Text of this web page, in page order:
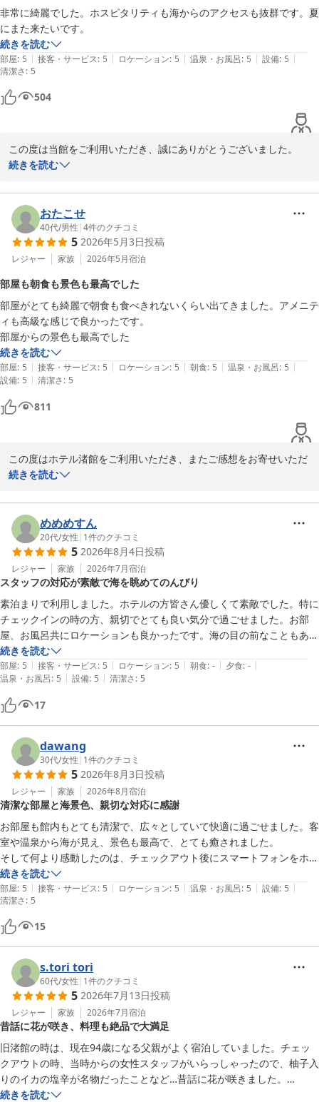
夕食・ご朝食もお楽しみいただければ幸いです。
ぜひまた当館をご利用くださいませ。
次回のご宿泊もお待ちしております。
ホテル渚館
女将　松田
2026-07-26
非常に綺麗でした。ホスピタリティも海からのアクセスも抜群です。夏
にまた来たいです。
続きを読む
部屋: 5 | 接客・サービス: 5 | ロケーション: 5 | 温泉・お風呂: 5 | 設備: 5 |
清潔さ: 5
504
この度は当館をご利用いただき、誠にありがとうございました。
また、スタッフの対応や海へのアクセスにつきましてもご満足いた
だけたご様子を伺い、光栄でございます。
夏の熱海は海水浴や花火大会など、季節ならではの魅力がたくさん
ございますので、ぜひまた違った熱海の景色をお楽しみいただけれ
ば幸いです。
次回も快適なご滞在をご提供できるよう、スタッフ一同心を込めて
お迎えいたします。
またのお越しを心よりお待ち申し上げております。
ホテル渚館
女将　松田
2026-07-05
続きを読む
おたこせ
40代/男性 |4件のクチコミ
5 2026年5月3日投稿
レジャー 家族 2026年5月宿泊
部屋も朝食も景色も最高でした
部屋がとても綺麗で朝食も食べきれないくらい出てきました。アメニテ
ィも高級な感じで良かったです。
部屋からの景色も最高でした
続きを読む
部屋: 5 | 接客・サービス: 5 | ロケーション: 5 | 朝食: 5 | 温泉・お風呂: 5 |
設備: 5 | 清潔さ: 5
811
この度はホテル渚館をご利用いただき、またご感想をお寄せいただ
きまして誠にありがとうございます。
お部屋やご朝食、アメニティにご満足いただけたご様子を大変嬉し
く拝読いたしました。
また、お部屋からの景色につきましても「最高」とのお言葉をいた
だき、スタッフ一同大変励みになっております。
これからも皆様に快適で思い出に残るご滞在をご提供できるよう努
めてまいります。
また熱海へお越しの際は、ぜひ当館をご利用くださいませ。スタッ
フ一同、心よりお待ち申し上げております。
ホテル渚館
女将　松田
2026-06-02
続きを読む
めめめすん
20代/女性 | 1件のクチコミ
5 2026年8月4日投稿
レジャー 家族 2026年7月宿泊
スタッフの対応が素敵で海を眺めてのんびり
素泊まりで利用しました。ホテルの方皆さん優しくて素敵でした。特に
チェックインの時の方、親切でとても良い気分で過ごせました。お部
屋、お風呂共にロケーションも良かったです。海の目の前なこともあり
のんびり過ごせました。
続きを読む
部屋: 5 | 接客・サービス: 5 | ロケーション: 5 | 朝食: - | 夕食: - |
温泉・お風呂: 5 | 設備: 5 | 清潔さ: 5
17
dawang
30代/女性 | 1件のクチコミ
5 2026年8月3日投稿
レジャー 家族 2026年8月宿泊
清潔な部屋と海景色、親切な対応に感謝
お部屋も館内もとても清潔で、広々としていて快適に過ごせました。客
室や温泉から海が見え、景色も最高で、とても癒されました。
そして何より感動したのは、チェックアウト後にスマートフォンをホテ
ルに忘れてしまったことです。電話で問い合わせたところ、すぐに確認
してくださり、無事に見つけていただきました。スタッフの皆様がとて
も親切で丁寧に対応してくださり、本当に感謝しています。
また熱海に来る機会があれば、ぜひ宿泊したいと思います。ありがとう
ございました。
続きを読む
部屋: 5 | 接客・サービス: 5 | ロケーション: 5 | 温泉・お風呂: 5 | 設備: 5 |
清潔さ: 5
15
s.tori tori
60代/女性 | 1件のクチコミ
5 2026年7月13日投稿
レジャー 家族 2026年7月宿泊
昔話に花が咲き、料理も絶品で大満足
旧渚館の時は、現在94歳になる父親がよく宿泊していました。チェッ
クアウトの時、当時からの女性スタッフがいらっしゃったので、柚子入
りのイカの塩辛が名物だったことなど…昔話に花が咲きました。
残念ながら父親は高齢のため今回は来られなかったので写真を見せなが
続きを読む